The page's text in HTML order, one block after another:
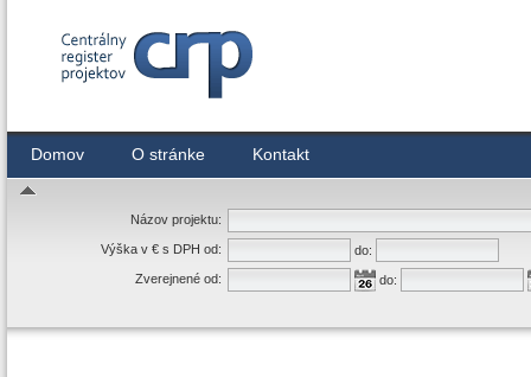
Domov O stránke Kontakt
Názov projektu:
Výška v € s DPH od:
do:
Zverejnené od:
do: